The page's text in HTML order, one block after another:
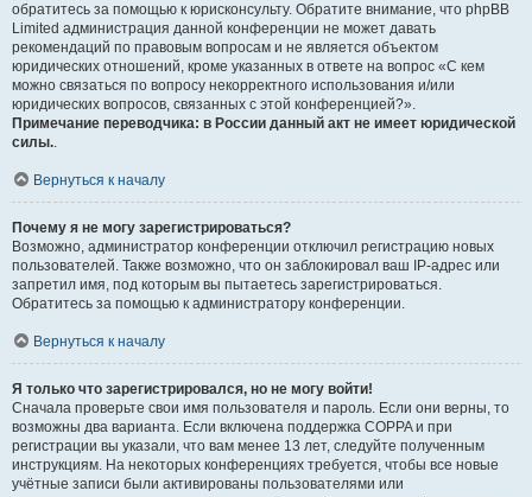
обратитесь за помощью к юрисконсульту. Обратите внимание, что phpBB
Limited администрация данной конференции не может давать
рекомендаций по правовым вопросам и не является объектом
юридических отношений, кроме указанных в ответе на вопрос «С кем
можно связаться по вопросу некорректного использования и/или
юридических вопросов, связанных с этой конференцией?».
Примечание переводчика: в России данный акт не имеет юридической
силы..
Вернуться к началу
Почему я не могу зарегистрироваться?
Возможно, администратор конференции отключил регистрацию новых
пользователей. Также возможно, что он заблокировал ваш IP-адрес или
запретил имя, под которым вы пытаетесь зарегистрироваться.
Обратитесь за помощью к администратору конференции.
Вернуться к началу
Я только что зарегистрировался, но не могу войти!
Сначала проверьте свои имя пользователя и пароль. Если они верны, то
возможны два варианта. Если включена поддержка COPPA и при
регистрации вы указали, что вам менее 13 лет, следуйте полученным
инструкциям. На некоторых конференциях требуется, чтобы все новые
учётные записи были активированы пользователями или